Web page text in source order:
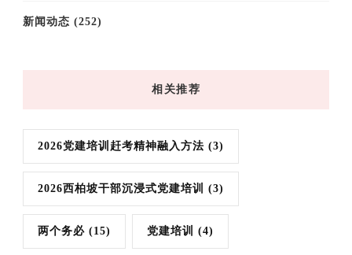
新闻动态 (252)
相关推荐
2026党建培训赶考精神融入方法 (3)
2026西柏坡干部沉浸式党建培训 (3)
两个务必 (15) 党建培训 (4)